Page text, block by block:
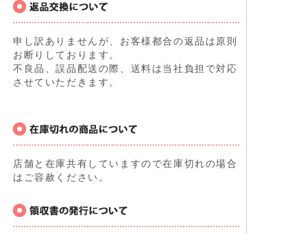
申し訳ありませんが、お客様都合の返品は原則
お断りしております。
不良品、誤品配送の際、送料は当社負担で対応
させていただきます。
店舗と在庫共有していますので在庫切れの場合
はご容赦ください。